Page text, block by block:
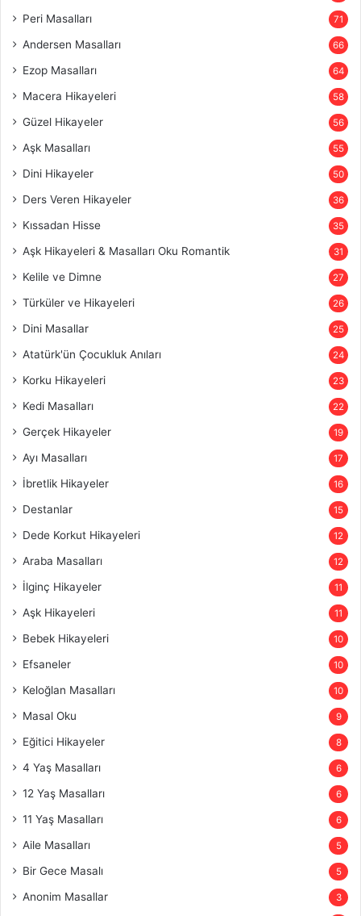
Peri Masalları 71
Andersen Masalları 66
Ezop Masalları 64
Macera Hikayeleri 58
Güzel Hikayeler 56
Aşk Masalları 55
Dini Hikayeler 50
Ders Veren Hikayeler 36
Kıssadan Hisse 35
Aşk Hikayeleri & Masalları Oku Romantik 31
Kelile ve Dimne 27
Türküler ve Hikayeleri 26
Dini Masallar 25
Atatürk'ün Çocukluk Anıları 24
Korku Hikayeleri 23
Kedi Masalları 22
Gerçek Hikayeler 19
Ayı Masalları 17
İbretlik Hikayeler 16
Destanlar 15
Dede Korkut Hikayeleri 12
Araba Masalları 12
İlginç Hikayeler 11
Aşk Hikayeleri 11
Bebek Hikayeleri 10
Efsaneler 10
Keloğlan Masalları 10
Masal Oku 9
Eğitici Hikayeler 8
4 Yaş Masalları 6
12 Yaş Masalları 6
11 Yaş Masalları 6
Aile Masalları 5
Bir Gece Masalı 5
Anonim Masallar 3